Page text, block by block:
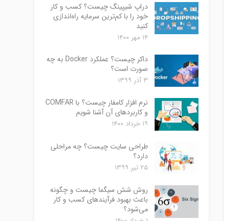
دراپ شیپینگ چیست؟ کسب و کار
خود را با کم‌ترین سرمایه راه‌اندازی
کنید
۱۴ مهر ۱۴۰۰
داکر چیست؟ عملکرد Docker به چه
صورت است؟
۳ آذر ۱۳۹۹
نرم افزار کامفار چیست؟ با COMFAR
و کاربردهای آن آشنا شویم
۱۹ خرداد ۱۴۰۰
طراحی سایت چیست؟ چه مراحلی
دارد؟
۲۵ تیر ۱۳۹۹
روش شش سیگما چیست و چگونه
باعث بهبود فرآیندهای کسب و کار
می‌شود؟